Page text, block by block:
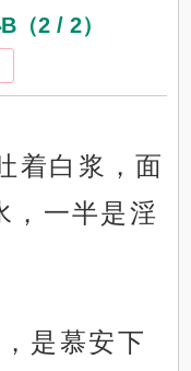
（2 / 2）
着白浆，面
，一半是淫
，是慕安下